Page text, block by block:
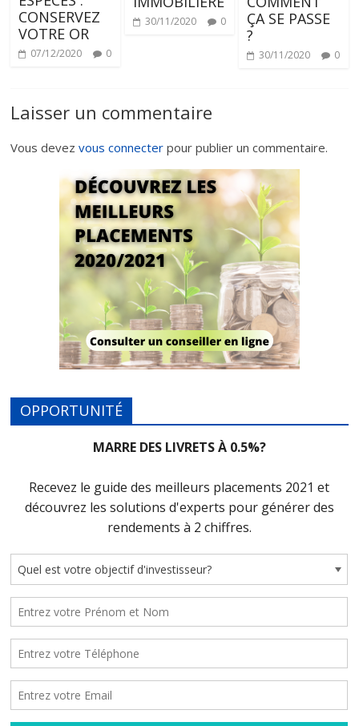
CONSERVEZ
VOTRE OR
07/12/2020 0
30/11/2020 0
ÇA SE PASSE
?
30/11/2020 0
Laisser un commentaire
Vous devezvous connecter pour publier un commentaire.
OPPORTUNITÉ